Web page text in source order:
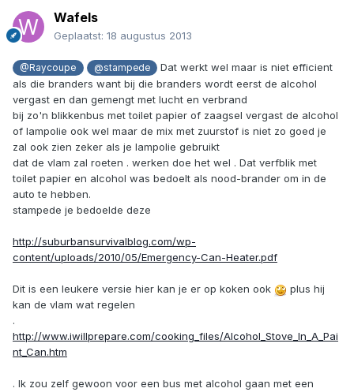
Wafels
Geplaatst: 18 augustus 2013
@Raycoupe @stampede
Dat werkt wel maar is niet efficient
als die branders want bij die branders wordt eerst de alcohol
vergast en dan gemengt met lucht en verbrand
bij zo'n blikkenbus met toilet papier of zaagsel vergast de alcohol
of lampolie ook wel maar de mix met zuurstof is niet zo goed je
zal ook zien zeker als je lampolie gebruikt
dat de vlam zal roeten . werken doe het wel . Dat verfblik met
toilet papier en alcohol was bedoelt als nood-brander om in de
auto te hebben.
stampede je bedoelde deze
http://suburbansurvivalblog.com/wp-
content/uploads/2010/05/Emergency-Can-Heater.pdf
Dit is een leukere versie hier kan je er op koken ook
plus hij
kan de vlam wat regelen
.
http://www.iwillprepare.com/cooking_files/Alcohol_Stove_In_A_Pai
nt_Can.htm
. Ik zou zelf gewoon voor een bus met alcohol gaan met een